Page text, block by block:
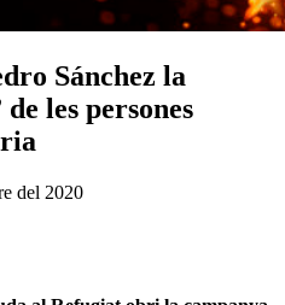
Sánchez la
les persones
del 2020